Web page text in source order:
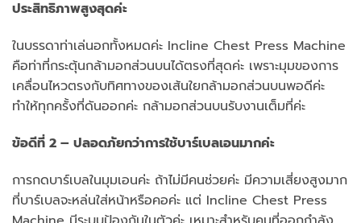
ประสิทธิภาพสูงสุดค่ะ
ในบรรดาท่าเล่นอกทั้งหมดค่ะ Incline Chest Press Machine
คือท่าที่กระตุ้นกล้ามอกส่วนบนได้ตรงที่สุดค่ะ เพราะมุมของการ
เคลื่อนไหวตรงกับทิศทางของเส้นใยกล้ามอกส่วนบนพอดีค่ะ
ทำให้ทุกครั้งที่ดันออกค่ะ กล้ามอกส่วนบนรับงานเต็มที่ค่ะ
ข้อดีที่ 2 – ปลอดภัยกว่าการใช้บาร์เบลเอนมากค่ะ
การกดบาร์เบลในมุมเอนค่ะ ถ้าไม่มีคนช่วยค่ะ มีความเสี่ยงสูงมาก
ที่บาร์เบลจะหล่นใส่หน้าหรือคอค่ะ แต่ Incline Chest Press